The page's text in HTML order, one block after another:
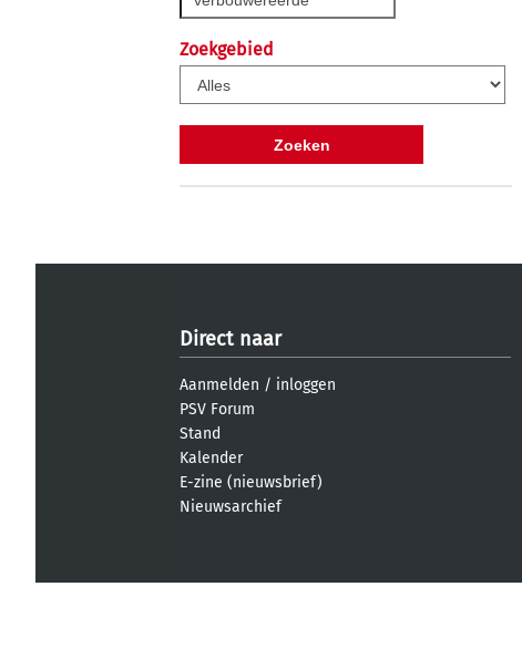
Zoekgebied
Direct naar
Aanmelden / inloggen
PSV Forum
Stand
Kalender
E-zine (nieuwsbrief)
Nieuwsarchief